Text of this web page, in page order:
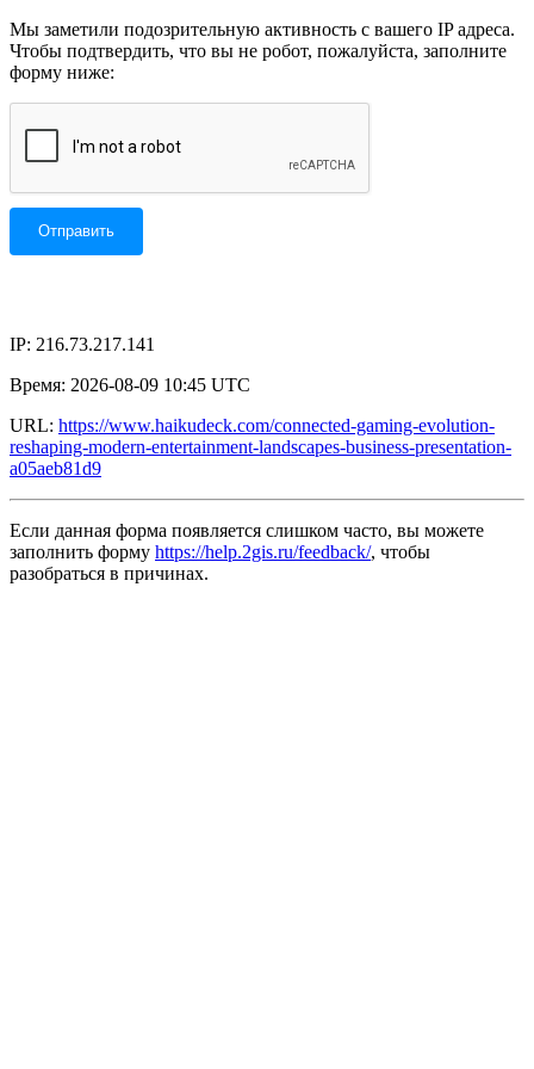
Мы заметили подозрительную активность с вашего IP адреса.
Чтобы подтвердить, что вы не робот, пожалуйста, заполните
форму ниже:
IP: 216.73.217.141
Время: 2026-08-09 10:45 UTC
URL: https://www.haikudeck.com/connected-gaming-evolution-
reshaping-modern-entertainment-landscapes-business-presentation-
a05aeb81d9
Если данная форма появляется слишком часто, вы можете
заполнить форму https://help.2gis.ru/feedback/, чтобы
разобраться в причинах.